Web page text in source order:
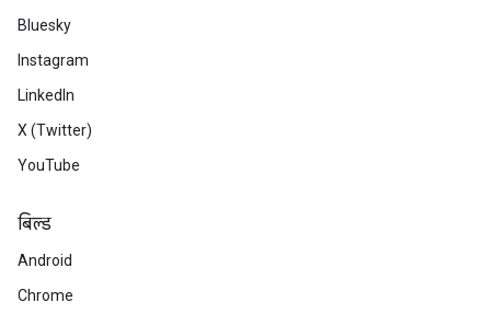
Bluesky
Instagram
LinkedIn
X (Twitter)
YouTube
बिल्ड
Android
Chrome